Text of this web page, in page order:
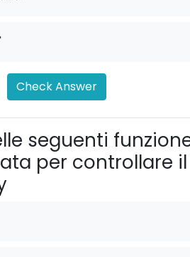
Check Answer
seguenti
per controllare il